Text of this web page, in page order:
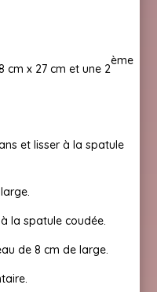
cm x 27 cm et une 2
ème
et lisser à la spatule
la spatule coudée.
de 8 cm de large.